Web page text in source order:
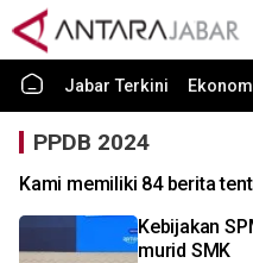
Jabar Terkini
PPDB 2024
Kami memiliki 84 berita
Kebijakan
murid SMK